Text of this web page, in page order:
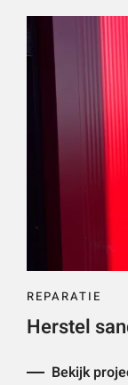
REPARATIE
Herstel
Bekijk